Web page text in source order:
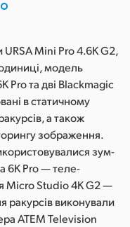
Mini Pro 4.6K G2,
одиниці, модель
Pro та дві Blackmagic
в статичному
а також
зображення.
зум-
6K Pro — теле-
Micro Studio 4K G2 —
виконували
ATEM Television